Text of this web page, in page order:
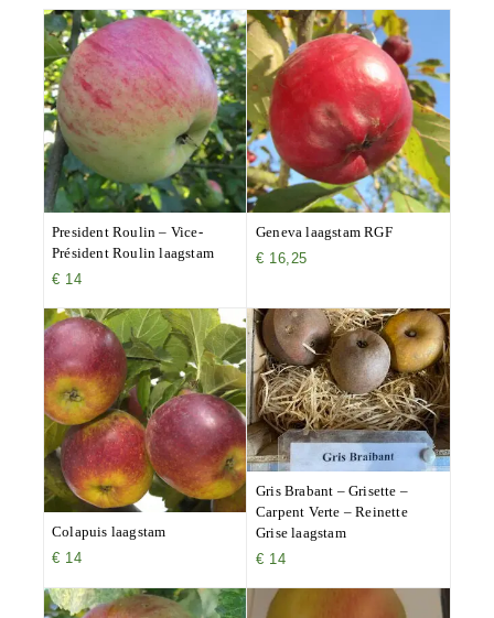
President Roulin – Vice-
Président Roulin laagstam
€ 14
Geneva laagstam RGF
€ 16,25
Colapuis laagstam
€ 14
Gris Brabant – Grisette –
Carpent Verte – Reinette
Grise laagstam
€ 14